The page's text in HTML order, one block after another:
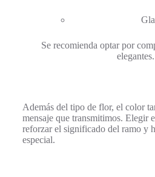
Se recomienda optar por
elegantes.
Además del tipo de flor, el color
mensaje que transmitimos. Elegir
reforzar el significado del ramo y
especial.